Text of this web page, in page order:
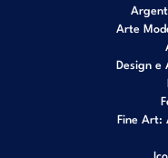
Arte
Design e
Fine Art: